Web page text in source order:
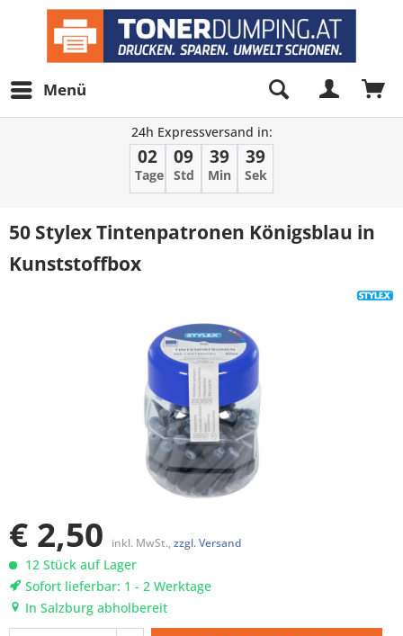
Menü
24h Expressversand in:
02
Tage
09
Std
39
Min
39
Sek
50 Stylex Tintenpatronen Königsblau in
Kunststoffbox
€ 2,50 inkl. MwSt., zzgl. Versand
12 Stück auf Lager
Sofort lieferbar: 1 - 2 Werktage
In Salzburg abholbereit